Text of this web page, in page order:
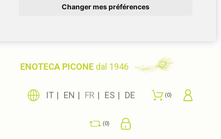
Changer mes préférences
ENOTECA PICONE dal 1946
IT EN FR ES DE 0
0